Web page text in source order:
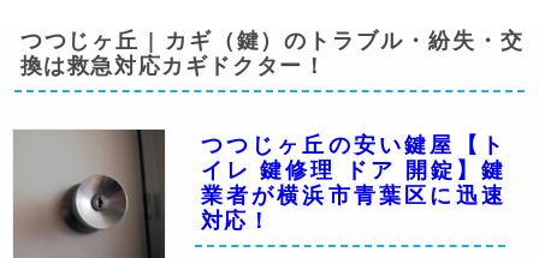
つつじヶ丘 | カギ（鍵）のトラブル・紛失・交
換は救急対応カギドクター！
つつじヶ丘の安い鍵屋【ト
イレ 鍵修理 ドア 開錠】鍵
業者が横浜市青葉区に迅速
対応！